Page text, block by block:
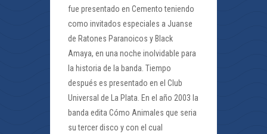
fue presentado en Cemento teniendo
como invitados especiales a Juanse
de Ratones Paranoicos y Black
Amaya, en una noche inolvidable para
la historia de la banda. Tiempo
después es presentado en el Club
Universal de La Plata. En el año 2003 la
banda edita Cómo Animales que seria
su tercer disco y con el cual